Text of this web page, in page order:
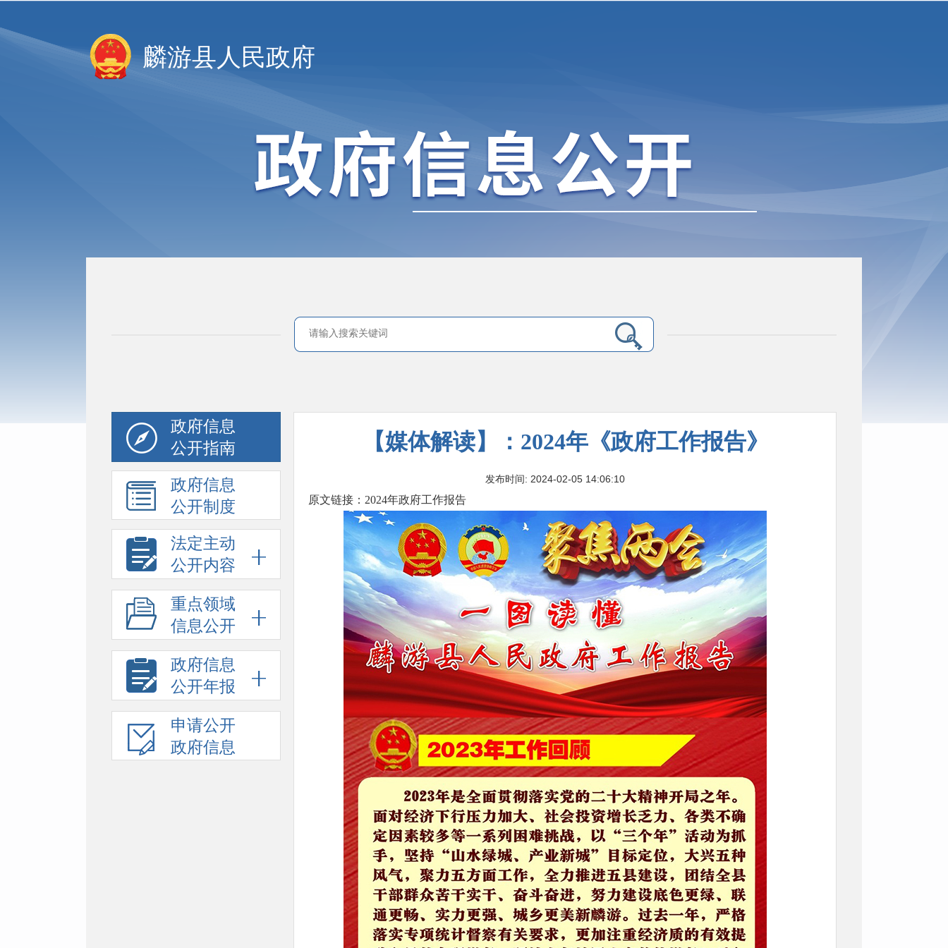
麟游县人民政府
政府信息
公开指南
政府信息
公开制度
法定主动
公开内容
重点领域
信息公开
政府信息
公开年报
申请公开
政府信息
【媒体解读】：2024年《政府工作报告》
发布时间: 2024-02-05 14:06:10
原文链接：2024年政府工作报告